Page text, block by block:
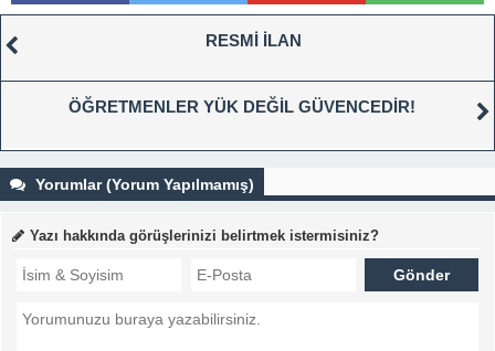
RESMİ İLAN
ÖĞRETMENLER YÜK DEĞİL GÜVENCEDİR!
Yorumlar (Yorum Yapılmamış)
Yazı hakkında görüşlerinizi belirtmek istermisiniz?